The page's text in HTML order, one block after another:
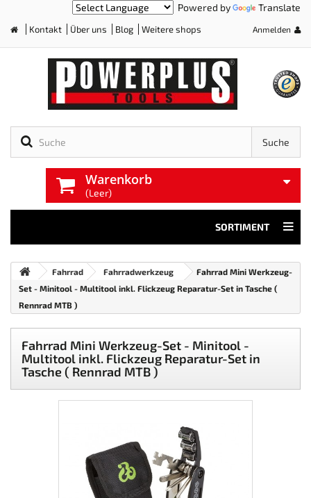
Powered by Translate
Kontakt Über uns Blog Weitere shops Anmelden
Suche
Warenkorb
(Leer)
SORTIMENT
Fahrrad Fahrradwerkzeug
Fahrrad Mini Werkzeug-
Set - Minitool - Multitool inkl. Flickzeug Reparatur-Set in Tasche (
Rennrad MTB )
Fahrrad Mini Werkzeug-Set - Minitool -
Multitool inkl. Flickzeug Reparatur-Set in
Tasche ( Rennrad MTB )